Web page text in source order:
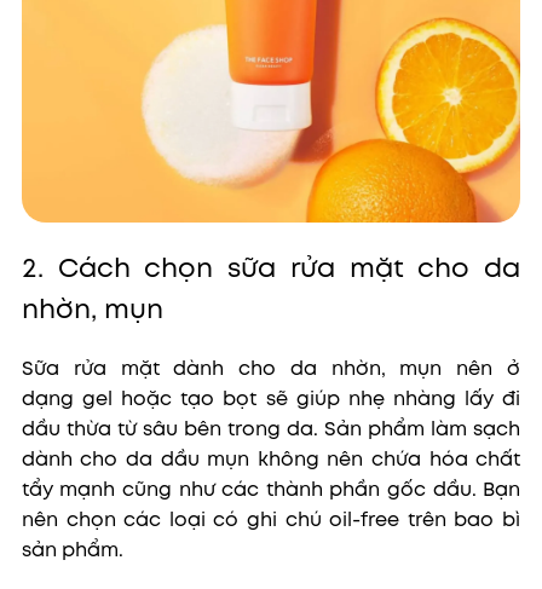
2. Cách chọn sữa rửa mặt cho da
nhờn, mụn
Sữa rửa mặt dành cho da nhờn, mụn nên ở
dạng gel hoặc tạo bọt sẽ giúp nhẹ nhàng lấy đi
dầu thừa từ sâu bên trong da. Sản phẩm làm sạch
dành cho da dầu mụn không nên chứa hóa chất
tẩy mạnh cũng như các thành phần gốc dầu. Bạn
nên chọn các loại có ghi chú oil-free trên bao bì
sản phẩm.